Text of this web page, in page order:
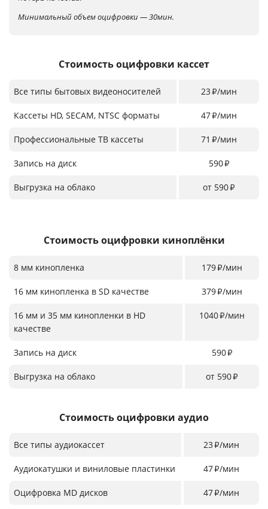
Минимальный объем оцифровки — 30мин.
Стоимость оцифровки кассет
Все типы бытовых видеоносителей 23₽/мин
Кассеты HD, SECAM, NTSC форматы 47₽/мин
Профессиональные ТВ кассеты 71 ₽/мин
Запись на диск 590₽
Выгрузка на облако от 590₽
Стоимость оцифровки киноплёнки
8 мм кинопленка 179₽/мин
16 мм кинопленка в SD качестве 379₽/мин
16 мм и 35 мм кинопленки в HD
качестве
1040₽/мин
Запись на диск 590₽
Выгрузка на облако от 590₽
Стоимость оцифровки аудио
Все типы аудиокассет 23₽/мин
Аудиокатушки и виниловые пластинки 47₽/мин
Оцифровка MD дисков 47₽/мин